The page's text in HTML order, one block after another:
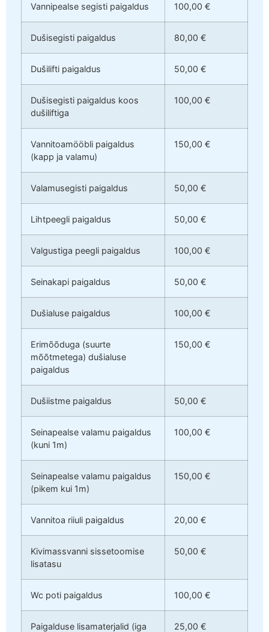
Vannipealse segisti paigaldus 100,00 €
Dušisegisti paigaldus 80,00 €
Dušilifti paigaldus 50,00 €
Dušisegisti paigaldus koos
dušiliftiga
100,00 €
Vannitoamööbli paigaldus
(kapp ja valamu)
150,00 €
Valamusegisti paigaldus 50,00 €
Lihtpeegli paigaldus 50,00 €
Valgustiga peegli paigaldus 100,00 €
Seinakapi paigaldus 50,00 €
Dušialuse paigaldus 100,00 €
Erimõõduga (suurte
mõõtmetega) dušialuse
paigaldus
150,00 €
Dušiistme paigaldus 50,00 €
Seinapealse valamu paigaldus
(kuni 1m)
100,00 €
Seinapealse valamu paigaldus
(pikem kui 1m)
150,00 €
Vannitoa riiuli paigaldus 20,00 €
Kivimassvanni sissetoomise
lisatasu
50,00 €
Wc poti paigaldus 100,00 €
Paigalduse lisamaterjalid (iga
25,00 €